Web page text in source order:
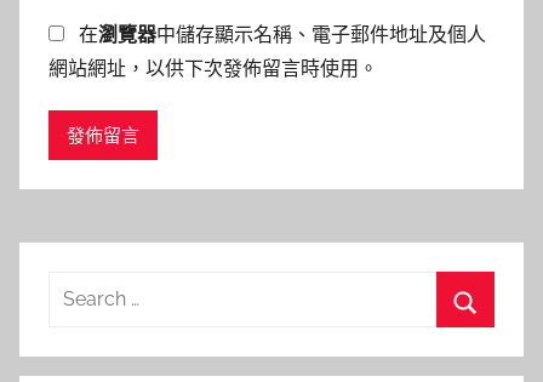
在瀏覽器中儲存顯示名稱、電子郵件地址及個人
網站網址，以供下次發佈留言時使用。
Search